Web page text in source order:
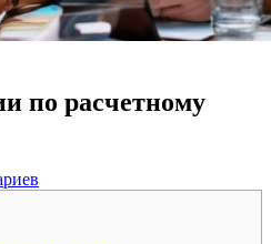
по расчетному